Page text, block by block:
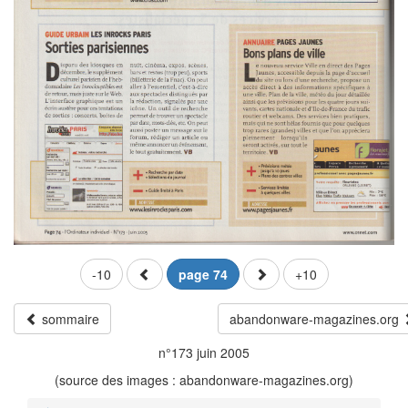
-10 page 74 +10
sommaire
abandonware-magazines.org
n°173 juin 2005
(source des images : abandonware-magazines.org)